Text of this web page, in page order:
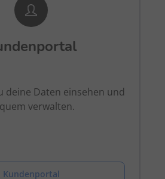
deine Daten einsehen und
verwalten.
Kundenportal